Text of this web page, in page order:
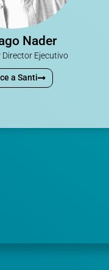
Nader
Ejecutivo
a Santi